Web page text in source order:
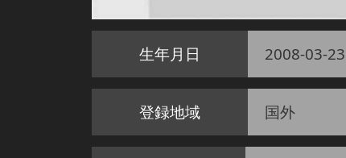
生年月日 2008-03-23
登録地域 国外